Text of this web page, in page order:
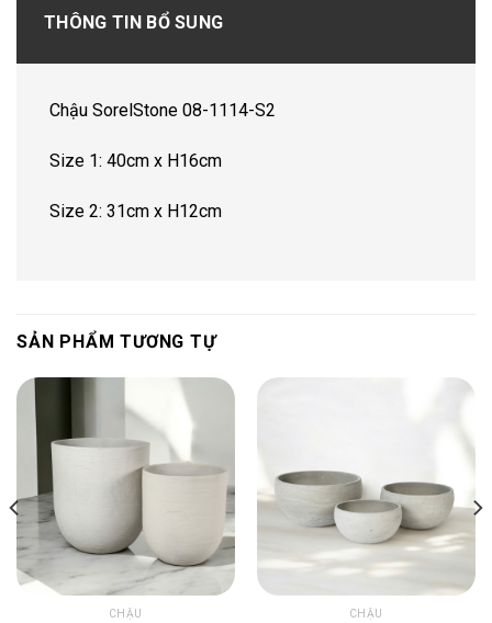
THÔNG TIN BỔ SUNG
Chậu SorelStone 08-1114-S2
Size 1: 40cm x H16cm
Size 2: 31cm x H12cm
SẢN PHẨM TƯƠNG TỰ
CHẬU CHẬU